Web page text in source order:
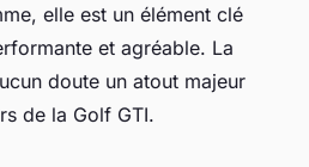
elle est un élément clé
et agréable. La
doute un atout majeur
de la Golf GTI.